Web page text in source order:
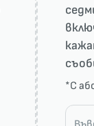
*С